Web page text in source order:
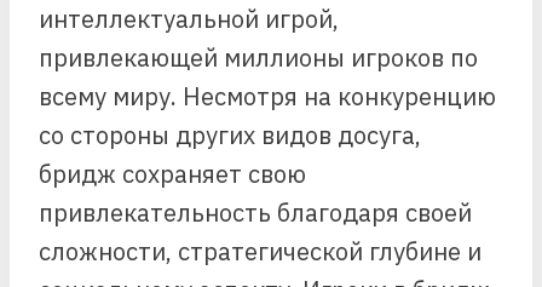
интеллектуальной игрой,
привлекающей миллионы игроков по
всему миру. Несмотря на конкуренцию
со стороны других видов досуга,
бридж сохраняет свою
привлекательность благодаря своей
сложности, стратегической глубине и